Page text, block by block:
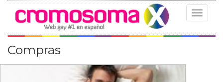
Toggle
Compras